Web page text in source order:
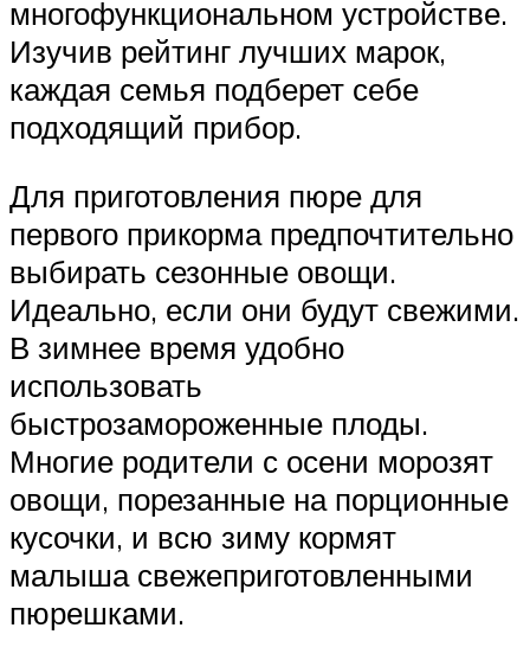
многофункциональном устройстве.
Изучив рейтинг лучших марок,
каждая семья подберет себе
подходящий прибор.
Для приготовления пюре для
первого прикорма предпочтительно
выбирать сезонные овощи.
Идеально, если они будут свежими.
В зимнее время удобно
использовать
быстрозамороженные плоды.
Многие родители с осени морозят
овощи, порезанные на порционные
кусочки, и всю зиму кормят
малыша свежеприготовленными
пюрешками.